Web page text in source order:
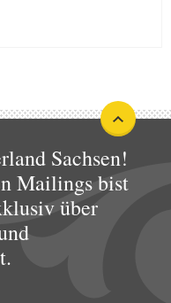
Sachsen!
Mailings bist
über